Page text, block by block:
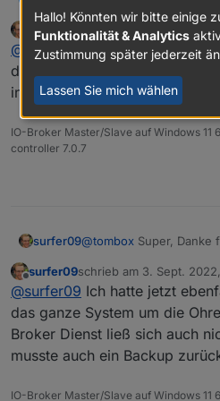
läuft voll mit
erreichbar ist.
2022-09-02
2022-09-02
2022-09-02
2022-09-02
2022-09-02
2022-09-02
2022-09-02
reduziert
Offline
surfer09 schrieb am 3. Sept. 2022,
zuletzt editiert von
@ tomboxSuper, Danke für
den Adapter jetzt einmal
installieren?
IO-Broker Master/Slave auf Windows 11
controller 7.0.7
surfer09@tombox Super, Danke
wieder installieren?
Offline
surfer09schrieb am 3. Sept.
zuletzt editiert von
@surfer09 Ich hatte jetzt
das ganze System um die
Broker Dienst ließ sich auch
musste auch ein Backup
IO-Broker Master/Slave auf Windows 11
Hallo! Könnten wir bitte einige
Funktionalität & Analytics
Zustimmung später jederzeit
Lassen Sie mich wählen